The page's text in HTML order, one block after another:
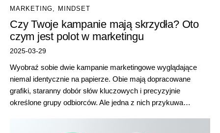
MARKETING, MINDSET
Czy Twoje kampanie mają skrzydła? Oto
czym jest polot w marketingu
2025-03-29
Wyobraź sobie dwie kampanie marketingowe wyglądające
niemal identycznie na papierze. Obie mają dopracowane
grafiki, staranny dobór słów kluczowych i precyzyjnie
określone grupy odbiorców. Ale jedna z nich przykuwa…